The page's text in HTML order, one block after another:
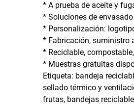
* A prueba de aceite y
* Soluciones de
* Personalización:
* Fabricación, suministro
* Reciclable,
* Muestras gratuitas
Etiqueta: bandeja
sellado térmico y
frutas, bandejas